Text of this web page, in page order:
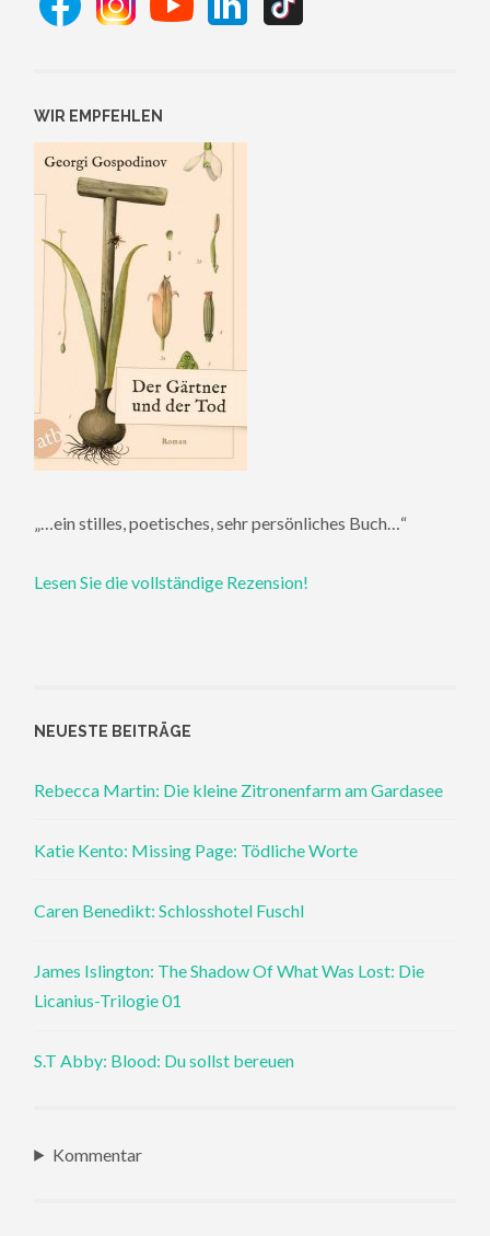
WIR EMPFEHLEN
„…ein stilles, poetisches, sehr persönliches Buch…“
Lesen Sie die vollständige Rezension!
NEUESTE BEITRÄGE
Rebecca Martin: Die kleine Zitronenfarm am Gardasee
Katie Kento: Missing Page: Tödliche Worte
Caren Benedikt: Schlosshotel Fuschl
James Islington: The Shadow Of What Was Lost: Die
Licanius-Trilogie 01
S.T Abby: Blood: Du sollst bereuen
Kommentar